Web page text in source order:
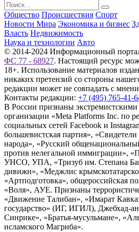
Общество Происшествия Спорт
Новости Мира Экономика и бизнес
Власть Недвижимость
Наука и технологии Авто
© 2014-2024 Информационный
ФС 77 - 68927. Настоящий ресурс
18+. Использование материалов
никаких претензий со стороны
редакции может не совпадать с
Контакты редакции: +7 (495) 765-41-
В России признаны
организации «Meta Platforms Inc. по
социальных сетей Facebook и
большевистская партия»,
народа», «Русский
против нелегальной иммиграции»,
УНСО, УПА, «Тризуб им. Степана
дивижн», «Меджлис
«Артподготовка», общероссийская
«Воля», АУЕ. Признаны
«Движение Талибан», «Имарат
государство» (ИГ, ИГИЛ), Джебхад-
Синрике», «Братья-мусульмане»,
исламского Магриба».